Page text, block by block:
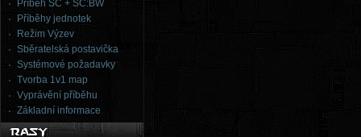
Příběh SC + SC:BW
Příběhy jednotek
Režim Výzev
Sběratelská postavička
Systémové požadavky
Tvorba 1v1 map
Vyprávění příběhu
Základní informace